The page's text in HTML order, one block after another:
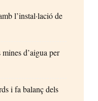
l’instal·lació de
d’aigua per
i fa balanç dels